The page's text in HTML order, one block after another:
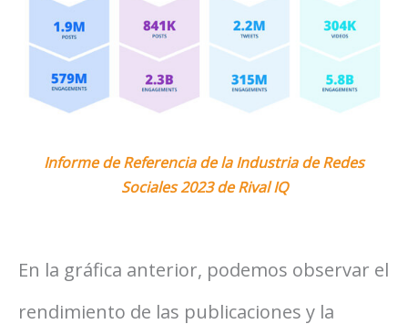
Informe de Referencia de la Industria de Redes
Sociales 2023 de Rival IQ
En la gráfica anterior, podemos observar el
rendimiento de las publicaciones y la